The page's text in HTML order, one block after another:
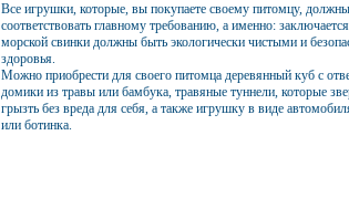
Все игрушки, которые, вы покупаете своему питомцу, должны
соответствовать главному требованию, а именно:
морской свинки должны быть экологически чистыми и
здоровья.
Можно приобрести для своего питомца деревянный куб с
домики из травы или бамбука, травяные туннели, которые
грызть без вреда для себя, а также игрушку в виде
или ботинка.